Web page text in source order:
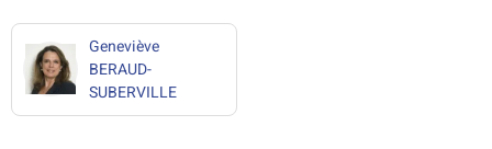
Geneviève
BERAUD-
SUBERVILLE